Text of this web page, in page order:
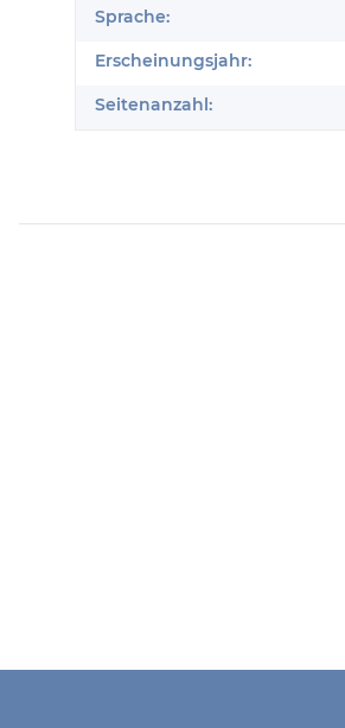
Sprache:
Erscheinungsjahr:
Seitenanzahl: